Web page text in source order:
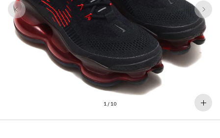
その他
アディダス ピックアップ
すべてのシューズ
ライフスタイルランニング
アンダーウェア
水着
ウエストバッグ
その他
すべてのバッグ
すべてのアクセサリー
その他
アディダス ピックアップ
すべてのシューズ
ライフスタイルランニング
スカート
ソックス
アンダーウェア
すべてのウェア
ウエストバッグ
その他
すべてのバッグ
すべてのアクセサリー
1 /10